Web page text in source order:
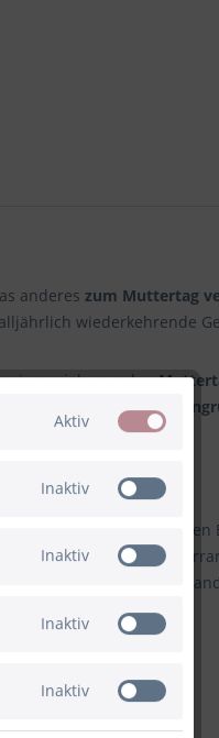
anderes zum Muttertag
wiederkehrende
einen vielsagenden
findest du bei
macht auf den ersten
und in einer Glasvase
, das
Aktiv
Inaktiv
Inaktiv
Inaktiv
Inaktiv